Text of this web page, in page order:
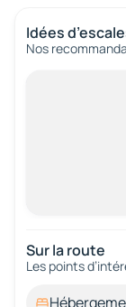
Idées
Nos
Sur la route
Les points